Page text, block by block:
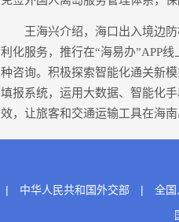
王海兴介绍，海口出入境边防
利化服务，推行在“海易办”APP
种咨询。积极探索智能化通关新
填报系统，运用大数据、智能化
效，让旅客和交通运输工具在海
| 中华人民共和国外交部 | 全国